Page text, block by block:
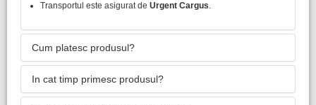
Transportul este asigurat de Urgent Cargus.
Cum platesc produsul?
In cat timp primesc produsul?